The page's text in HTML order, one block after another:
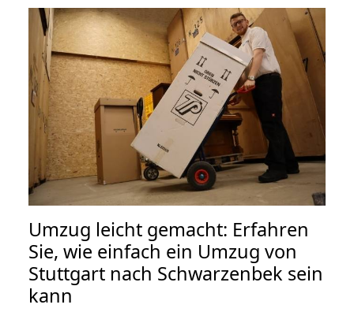
Umzug leicht gemacht: Erfahren
Sie, wie einfach ein Umzug von
Stuttgart nach Schwarzenbek sein
kann